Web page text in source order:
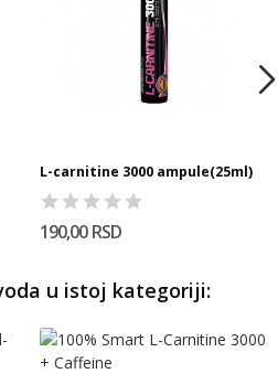
L-carnitine 3000 ampule(25ml)
190,00 RSD
u istoj kategoriji: